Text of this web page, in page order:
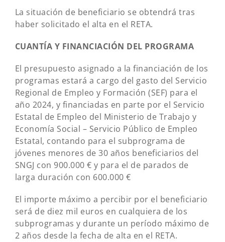
La situación de beneficiario se obtendrá tras
haber solicitado el alta en el RETA.
CUANTÍA Y FINANCIACIÓN DEL PROGRAMA
El presupuesto asignado a la financiación de los
programas estará a cargo del gasto del Servicio
Regional de Empleo y Formación (SEF) para el
año 2024, y financiadas en parte por el Servicio
Estatal de Empleo del Ministerio de Trabajo y
Economía Social – Servicio Público de Empleo
Estatal, contando para el subprograma de
jóvenes menores de 30 años beneficiarios del
SNGJ con 900.000 € y para el de parados de
larga duración con 600.000 €
El importe máximo a percibir por el beneficiario
será de diez mil euros en cualquiera de los
subprogramas y durante un período máximo de
2 años desde la fecha de alta en el RETA.